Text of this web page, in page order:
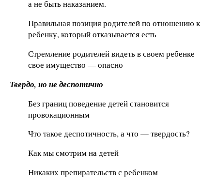
а не быть наказанием.
Правильная позиция родителей по отношению к
ребенку, который отказывается есть
Стремление родителей видеть в своем ребенке
свое имущество — опасно
Твердо, но не деспотично
Без границ поведение детей становится
провокационным
Что такое деспотичность, а что — твердость?
Как мы смотрим на детей
Никаких препирательств с ребенком